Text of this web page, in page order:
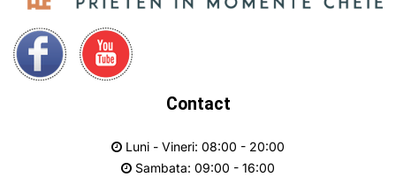
Contact
Luni - Vineri: 08:00 - 20:00
Sambata: 09:00 - 16:00